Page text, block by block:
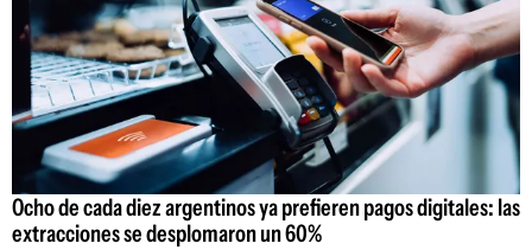
Ocho de cada diez argentinos ya prefieren pagos digitales: las
extracciones se desplomaron un 60%